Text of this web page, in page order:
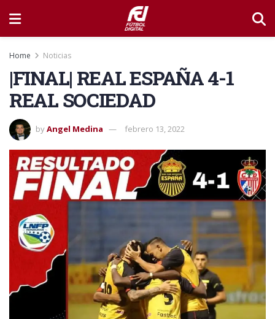
Home Noticias
|FINAL| REAL ESPAÑA 4-1
REAL SOCIEDAD
byAngel Medina febrero 13, 2022